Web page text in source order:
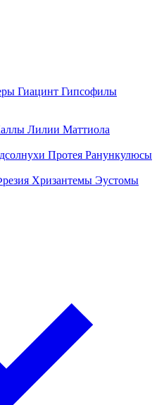
Гиацинт Гипсофилы
Лилии Маттиола
Протея Ранункулюсы
Хризантемы Эустомы